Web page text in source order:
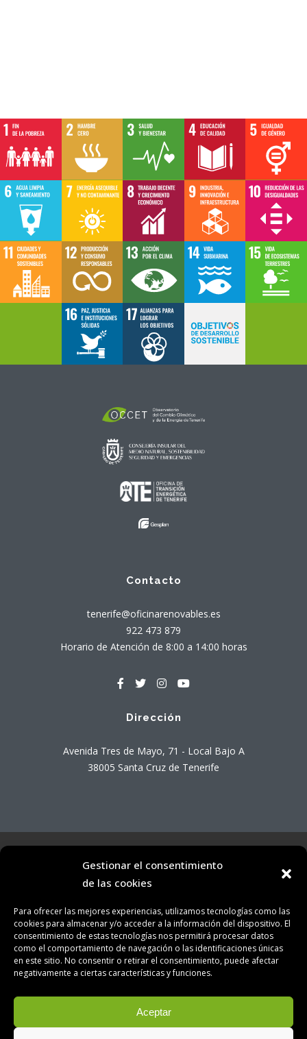
Gestionar el consentimiento
de las cookies
Para ofrecer las mejores experiencias, utilizamos tecnologías como las
cookies para almacenar y/o acceder a la información del dispositivo. El
consentimiento de estas tecnologías nos permitirá procesar datos
como el comportamiento de navegación o las identificaciones únicas
en este sitio. No consentir o retirar el consentimiento, puede afectar
negativamente a ciertas características y funciones.
Aceptar
Contacto
tenerife@oficinarenovables.es
922 473 879
Horario de Atención de 8:00 a 14:00 horas
Dirección
Avenida Tres de Mayo, 71 - Local Bajo A
38005 Santa Cruz de Tenerife
Política de Privacidad | Política de Cookies
Contacto
Seguridad y Emergencias © 2025